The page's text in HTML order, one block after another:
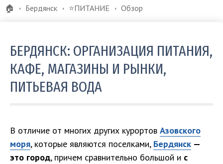
🏠 Бердянск ⭐️ПИТАНИЕ Обзор
БЕРДЯНСК: ОРГАНИЗАЦИЯ ПИТАНИЯ,
КАФЕ, МАГАЗИНЫ И РЫНКИ,
ПИТЬЕВАЯ ВОДА
В отличие от многих других курортов Азовского
моря, которые являются поселками, Бердянск —
это город, причем сравнительно большой и с